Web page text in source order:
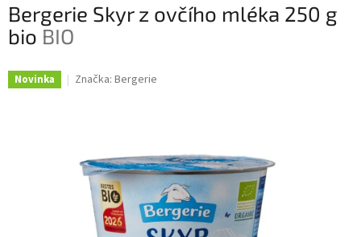
Bergerie Skyr z ovčího mléka 250 g
bio BIO
Novinka Značka: Bergerie